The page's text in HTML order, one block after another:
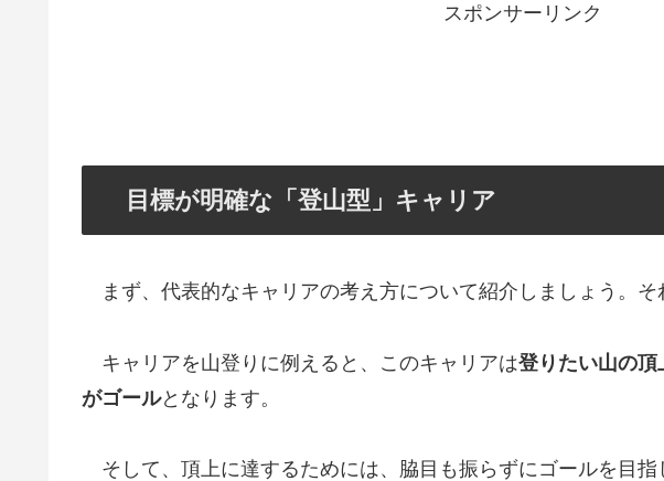
スポンサーリンク
目標が明確な「登山型」キャリア
まず、代表的なキャリアの考え方について紹介しましょう。そ
キャリアを山登りに例えると、このキャリアは登りたい山の頂
がゴールとなります。
そして、頂上に達するためには、脇目も振らずにゴールを目指